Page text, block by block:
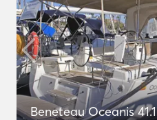
Beneteau Oceanis 41.1